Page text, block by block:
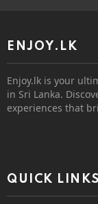
ENJOY.LK
Enjoy.lk is your
in Sri Lanka.
experiences that
QUICK LINKS